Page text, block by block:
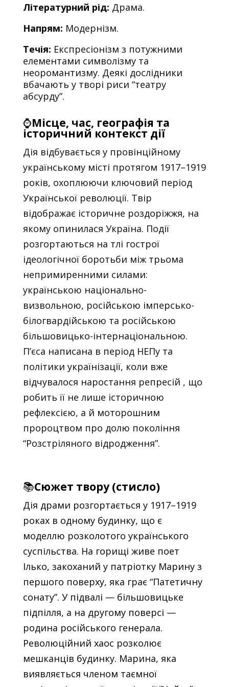
Літературний рід: Драма.
Напрям: Модернізм.
Течія: Експресіонізм з потужними
елементами символізму та
неоромантизму. Деякі дослідники
вбачають у творі риси “театру
абсурду”.
⌚Місце, час, географія та
історичний контекст дії
Дія відбувається у провінційному
українському місті протягом 1917–1919
років, охоплюючи ключовий період
Української революції. Твір
відображає історичне роздоріжжя, на
якому опинилася Україна. Події
розгортаються на тлі гострої
ідеологічної боротьби між трьома
непримиренними силами:
українською національно-
визвольною, російською імперсько-
білогвардійською та російською
більшовицько-інтернаціональною.
П’єса написана в період НЕПу та
політики українізації, коли вже
відчувалося наростання репресій , що
робить її не лише історичною
рефлексією, а й моторошним
пророцтвом про долю покоління
“Розстріляного відродження”.
📚Сюжет твору (стисло)
Дія драми розгортається у 1917–1919
роках в одному будинку, що є
моделлю розколотого українського
суспільства. На горищі живе поет
Ілько, закоханий у патріотку Марину з
першого поверху, яка грає “Патетичну
сонату”. У підвалі — більшовицьке
підпілля, а на другому поверсі —
родина російського генерала.
Революційний хаос розколює
мешканців будинку. Марина, яка
виявляється членом таємної